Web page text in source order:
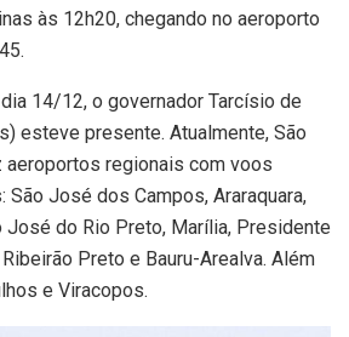
às 12h20, chegando no aeroporto
14/12, o governador Tarcísio de
esteve presente. Atualmente, São
aeroportos regionais com voos
São José dos Campos, Araraquara,
José do Rio Preto, Marília, Presidente
Preto e Bauru-Arealva. Além
e Viracopos.